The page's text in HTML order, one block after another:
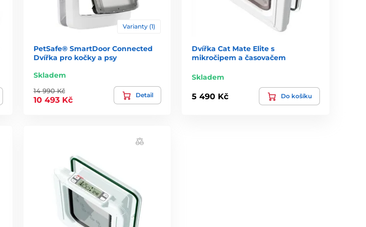
Varianty (1)
PetSafe® SmartDoor Connected
Dvířka pro kočky a psy
Skladem
14 990 Kč
10 493 Kč
Detail
Dvířka Cat Mate Elite s
mikročipem a časovačem
Skladem
5 490 Kč Do košíku